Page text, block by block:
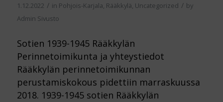
1.12.2022 / in Pohjois-Karjala, Rääkkylä, Uncategorized / by
Admin Sivusto
Sotien 1939-1945 Rääkkylän
Perinnetoimikunta ja yhteystiedot
Rääkkylän perinnetoimikunnan
perustamiskokous pidettiin marraskuussa
2018. 1939-1945 sotien Rääkkylän